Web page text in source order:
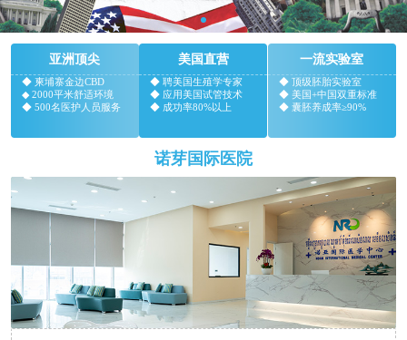
亚洲顶尖
◆ 柬埔寨金边CBD
◆ 2000平米舒适环境
◆ 500名医护人员服务
美国直营
◆ 聘美国生殖学专家
◆ 应用美国试管技术
◆ 成功率80%以上
一流实验室
◆ 顶级胚胎实验室
◆ 美国+中国双重标准
◆ 囊胚养成率≥90%
诺芽国际医院